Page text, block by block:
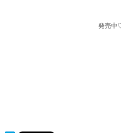
発売中